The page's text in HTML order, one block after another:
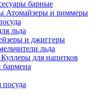
барные
Атомайзеры и риммеры
льда
и джиггеры
льда
Куллеры для напитков